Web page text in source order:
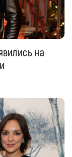
на